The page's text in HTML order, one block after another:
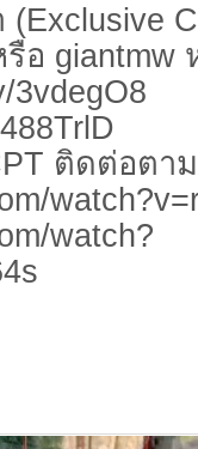
อ giantmw
3vdegO8
ติดต่อตา
watch?